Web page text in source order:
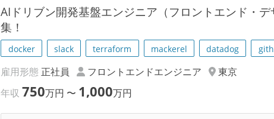
AIドリブン開発基盤エンジニア（フロントエンド・
集！
docker slack terraform mackerel datadog
雇用形態 正社員 フロントエンドエンジニア
東京
年収750万円 〜 1,000万円